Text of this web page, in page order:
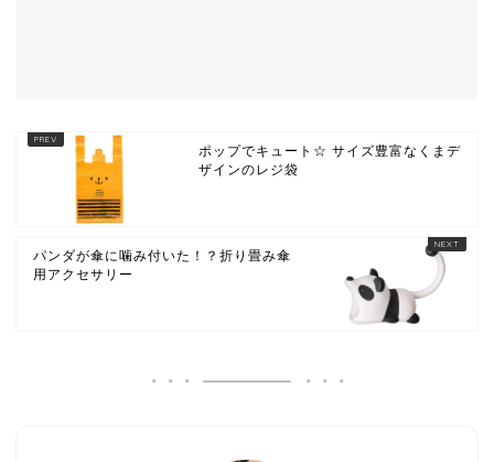
ポップでキュート☆ サイズ豊富なくまデ
ザインのレジ袋
パンダが傘に噛み付いた！？折り畳み傘
用アクセサリー